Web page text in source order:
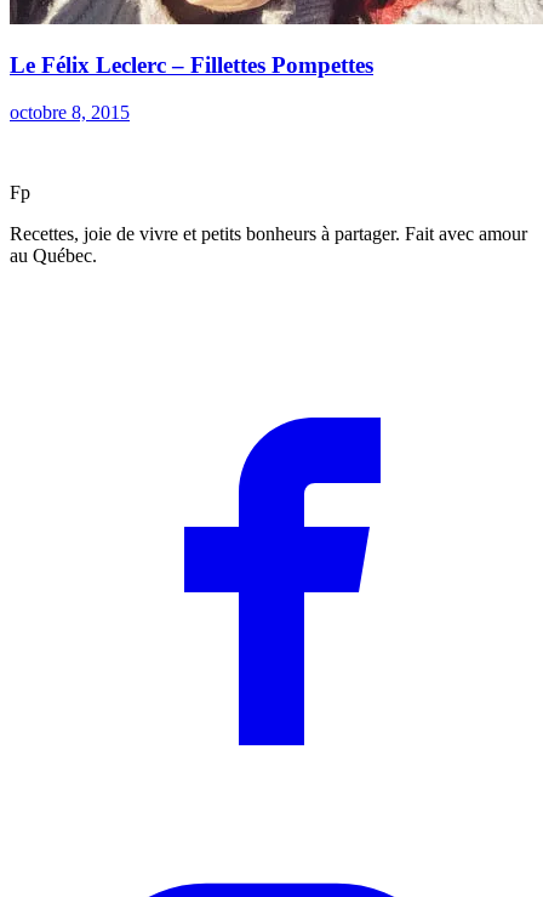
Le Félix Leclerc – Fillettes Pompettes
octobre 8, 2015
Fp
Recettes, joie de vivre et petits bonheurs à partager. Fait avec amour
au Québec.